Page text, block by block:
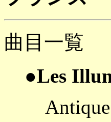
曲目一覧
●Les
Antique